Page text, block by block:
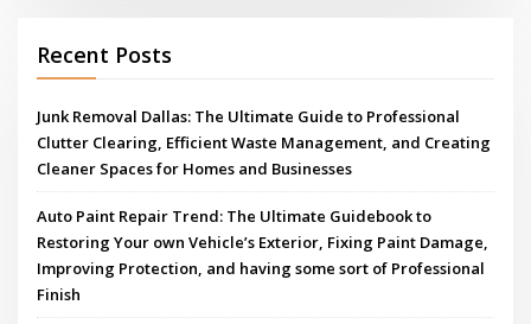
Recent Posts
Junk Removal Dallas: The Ultimate Guide to Professional
Clutter Clearing, Efficient Waste Management, and Creating
Cleaner Spaces for Homes and Businesses
Auto Paint Repair Trend: The Ultimate Guidebook to
Restoring Your own Vehicle’s Exterior, Fixing Paint Damage,
Improving Protection, and having some sort of Professional
Finish